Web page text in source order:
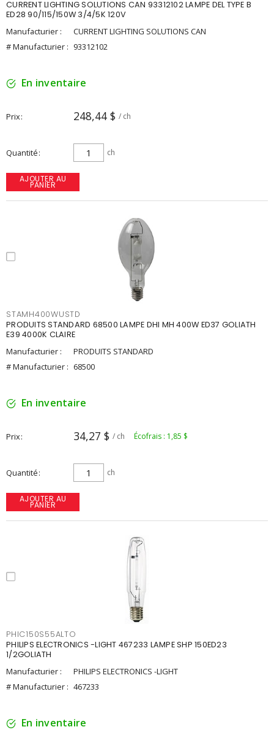
CURRENT LIGHTING SOLUTIONS CAN 93312102 LAMPE DEL TYPE B
ED28 90/115/150W 3/4/5K 120V
Manufacturier :
CURRENT LIGHTING SOLUTIONS CAN
# Manufacturier : 93312102
En inventaire
Prix 248,44 $ / ch
Quantité ch
AJOUTER AU
PANIER
STAMH400WUSTD
PRODUITS STANDARD 68500 LAMPE DHI MH 400W ED37 GOLIATH
E39 4000K CLAIRE
Manufacturier :
PRODUITS STANDARD
# Manufacturier : 68500
En inventaire
Prix 34,27 $ / ch Écofrais : 1,85 $
Quantité ch
AJOUTER AU
PANIER
PHIC150S55ALTO
PHILIPS ELECTRONICS -LIGHT 467233 LAMPE SHP 150ED23
1/2GOLIATH
Manufacturier :
PHILIPS ELECTRONICS -LIGHT
# Manufacturier : 467233
En inventaire